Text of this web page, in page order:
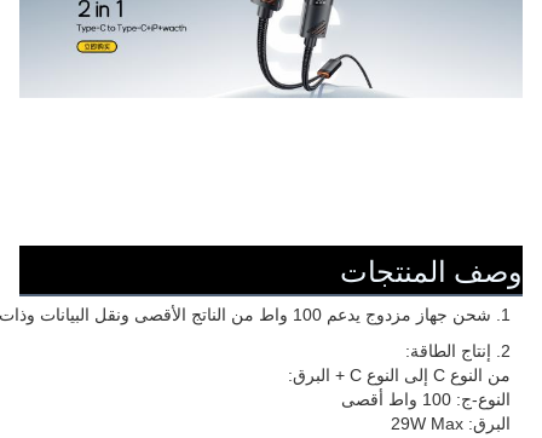
وصف المنتجات
1. شحن جهاز مزدوج يدعم 100 واط من الناتج الأقصى ونقل البيانات وذات سلك عالي الجودة والتوافق الواسع.
2. إنتاج الطاقة:
من النوع C إلى النوع C + البرق:
النوع-ج: 100 واط أقصى
البرق: 29W Max